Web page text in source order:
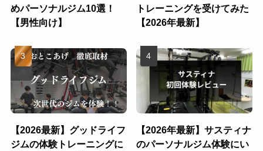
めパーソナルジム10選！
【男性向け】
トレーニングを受けてみた
【2026年最新】
【2026最新】グッドライフ
ジムの体験トレーニングに
【2026年最新】サスティナ
のパーソナルジム体験にい